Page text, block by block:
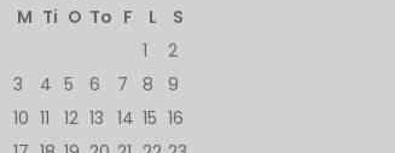
M Ti O To F L
S
1
2
3
4 5 6 7 8
9
10 11 12 13 14 15 16